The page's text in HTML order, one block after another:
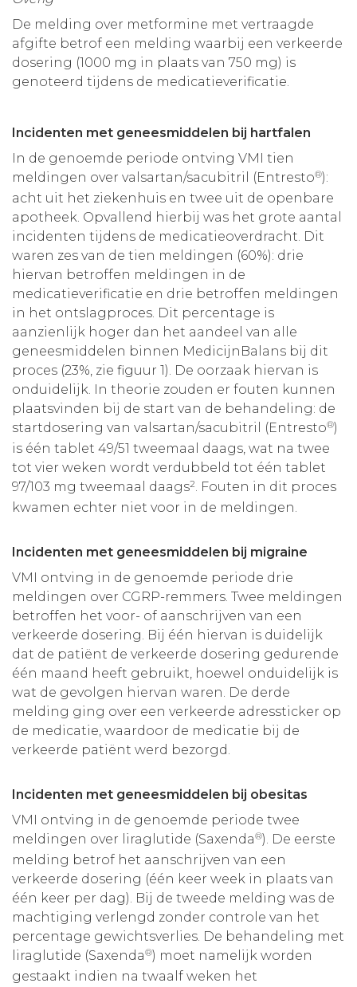
De melding over metformine met vertraagde
afgifte betrof een melding waarbij een verkeerde
dosering (1000 mg in plaats van 750 mg) is
genoteerd tijdens de medicatieverificatie.
Incidenten met geneesmiddelen bij hartfalen
In de genoemde periode ontving VMI tien
meldingen over valsartan/sacubitril (Entresto®):
acht uit het ziekenhuis en twee uit de openbare
apotheek. Opvallend hierbij was het grote aantal
incidenten tijdens de medicatieoverdracht. Dit
waren zes van de tien meldingen (60%): drie
hiervan betroffen meldingen in de
medicatieverificatie en drie betroffen meldingen
in het ontslagproces. Dit percentage is
aanzienlijk hoger dan het aandeel van alle
geneesmiddelen binnen MedicijnBalans bij dit
proces (23%, zie figuur 1). De oorzaak hiervan is
onduidelijk. In theorie zouden er fouten kunnen
plaatsvinden bij de start van de behandeling: de
startdosering van valsartan/sacubitril (Entresto®)
is één tablet 49/51 tweemaal daags, wat na twee
tot vier weken wordt verdubbeld tot één tablet
97/103 mg tweemaal daags2. Fouten in dit proces
kwamen echter niet voor in de meldingen.
Incidenten met geneesmiddelen bij migraine
VMI ontving in de genoemde periode drie
meldingen over CGRP-remmers. Twee meldingen
betroffen het voor- of aanschrijven van een
verkeerde dosering. Bij één hiervan is duidelijk
dat de patiënt de verkeerde dosering gedurende
één maand heeft gebruikt, hoewel onduidelijk is
wat de gevolgen hiervan waren. De derde
melding ging over een verkeerde adressticker op
de medicatie, waardoor de medicatie bij de
verkeerde patiënt werd bezorgd.
Incidenten met geneesmiddelen bij obesitas
VMI ontving in de genoemde periode twee
meldingen over liraglutide (Saxenda®). De eerste
melding betrof het aanschrijven van een
verkeerde dosering (één keer week in plaats van
één keer per dag). Bij de tweede melding was de
machtiging verlengd zonder controle van het
percentage gewichtsverlies. De behandeling met
liraglutide (Saxenda®) moet namelijk worden
gestaakt indien na twaalf weken het